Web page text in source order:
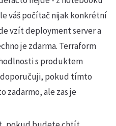
váš počítač nijak konkrétní
vzít deployment server a
je zdarma. Terraform
s produktem
pokud tímto
zadarmo, ale zas je